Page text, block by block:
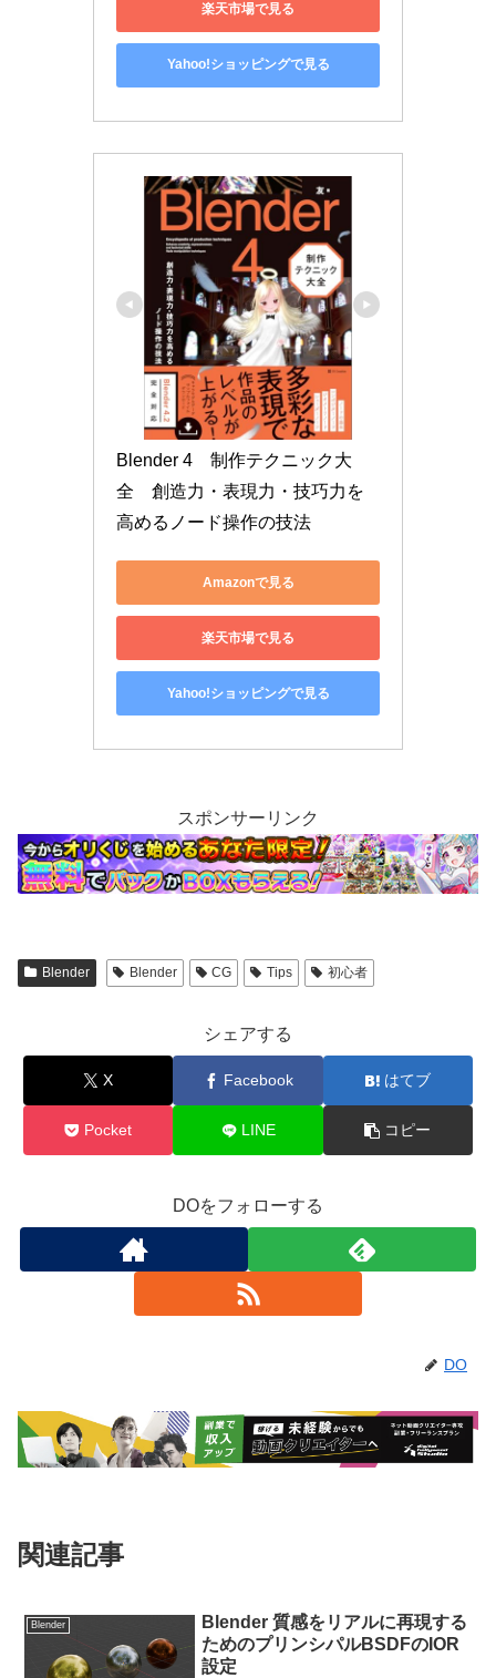
楽天市場で見る
Yahoo!ショッピングで見る
Blender 4　制作テクニック大
全　創造力・表現力・技巧力を
高めるノード操作の技法
Amazonで見る
楽天市場で見る
Yahoo!ショッピングで見る
スポンサーリンク
Blender Blender CG Tips 初心者
シェアする
X Facebook はてブ
Pocket LINE コピー
DOをフォローする
DO
関連記事
Blender
Blender 質感をリアルに再現する
ためのプリンシパルBSDFのIOR
設定